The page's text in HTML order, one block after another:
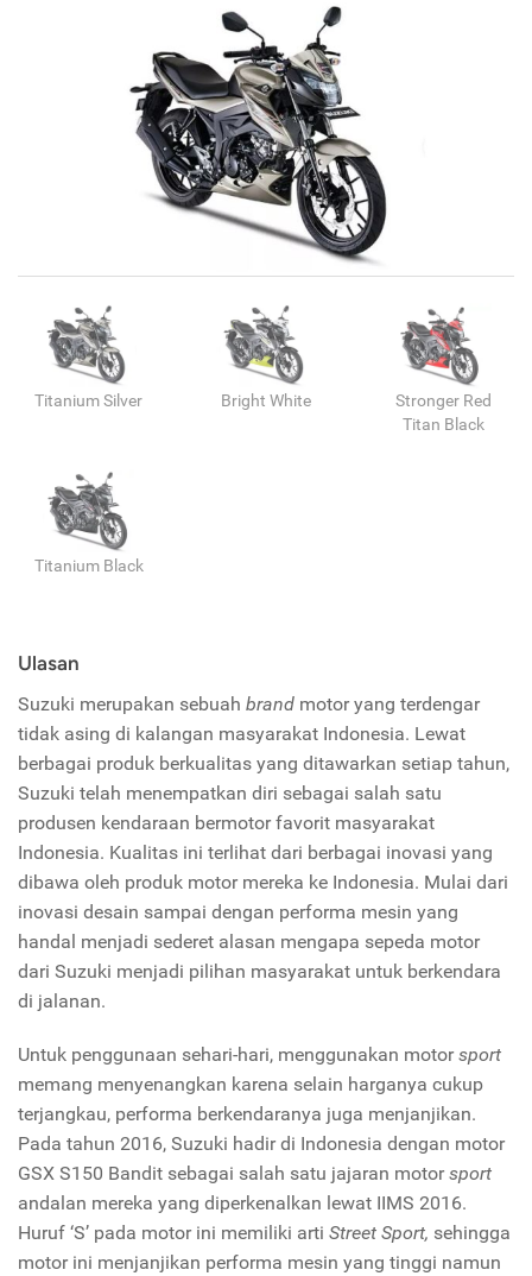
Titanium Silver Bright White
Stronger Red
Titan Black
Titanium Black
Ulasan
Suzuki merupakan sebuah brand motor yang terdengar
tidak asing di kalangan masyarakat Indonesia. Lewat
berbagai produk berkualitas yang ditawarkan setiap tahun,
Suzuki telah menempatkan diri sebagai salah satu
produsen kendaraan bermotor favorit masyarakat
Indonesia. Kualitas ini terlihat dari berbagai inovasi yang
dibawa oleh produk motor mereka ke Indonesia. Mulai dari
inovasi desain sampai dengan performa mesin yang
handal menjadi sederet alasan mengapa sepeda motor
dari Suzuki menjadi pilihan masyarakat untuk berkendara
di jalanan.
Untuk penggunaan sehari-hari, menggunakan motorsport
memang menyenangkan karena selain harganya cukup
terjangkau, performa berkendaranya juga menjanjikan.
Pada tahun 2016, Suzuki hadir di Indonesia dengan motor
GSX S150 Bandit sebagai salah satu jajaran motorsport
andalan mereka yang diperkenalkan lewat IIMS 2016.
Huruf ‘S’ pada motor ini memiliki arti Street Sport, sehingga
motor ini menjanjikan performa mesin yang tinggi namun